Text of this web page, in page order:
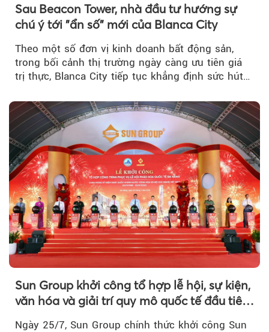
Sau Beacon Tower, nhà đầu tư hướng sự
chú ý tới "ẩn số" mới của Blanca City
Theo một số đơn vị kinh doanh bất động sản,
trong bối cảnh thị trường ngày càng ưu tiên giá
trị thực, Blanca City tiếp tục khẳng định sức hút
Sun Group khởi công tổ hợp lễ hội, sự kiện,
văn hóa và giải trí quy mô quốc tế đầu tiên
Ngày 25/7, Sun Group chính thức khởi công Sun